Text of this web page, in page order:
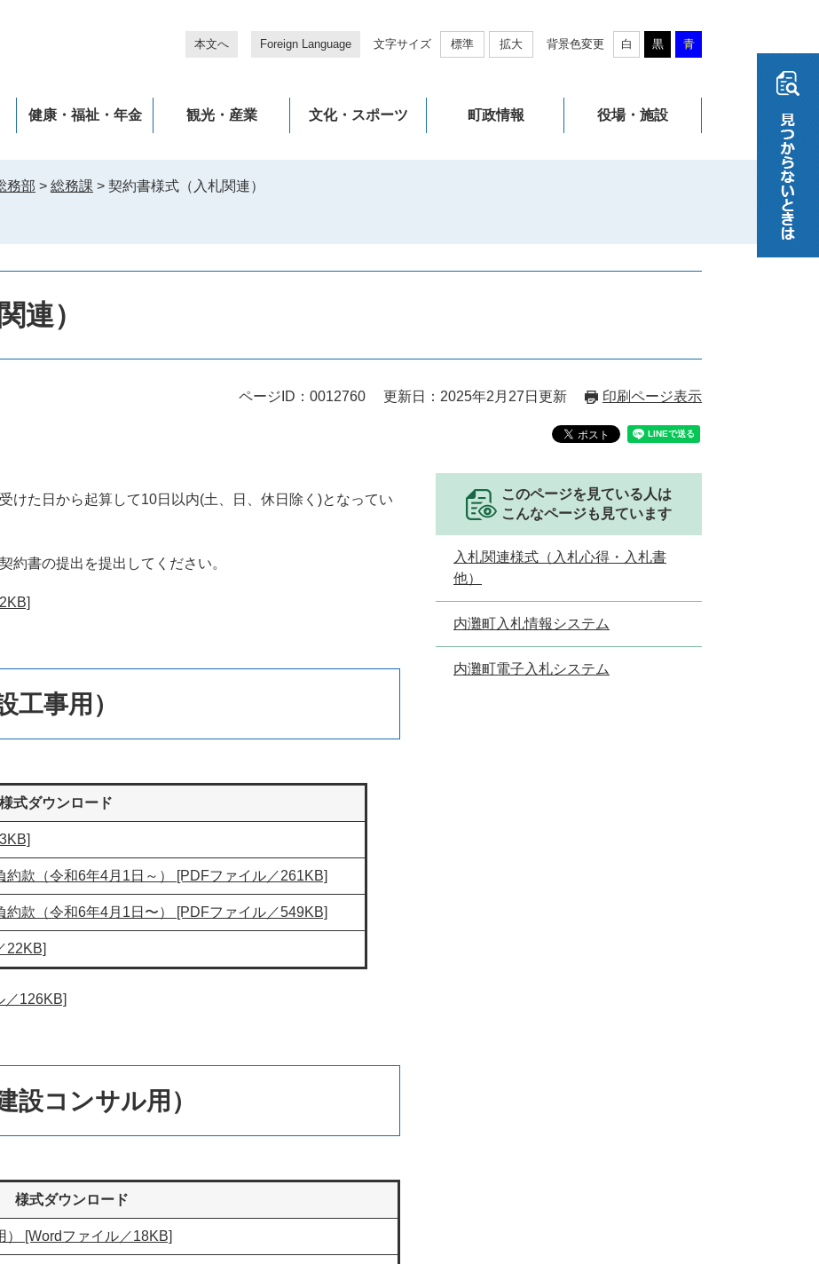
本文へ Foreign Language 文字サイズ 標準 拡大 背景色変更 白 黒 青
健康・福祉・年金 観光・産業 文化・スポーツ 町政情報 役場・施設
務部 > 総務課 > 契約書様式（入札関連）
連）
ページID：0012760 更新日：2025年2月27日更新 印刷ページ表示
けた日から起算して10日以内(土、日、休日除く)となってい
約書の提出を提出してください。
工事用）
様式ダウンロード
約款（令和6年4月1日～） [PDFファイル／261KB]
約款（令和6年4月1日〜） [PDFファイル／549KB]
22KB]
／126KB]
設コンサル用）
様式ダウンロード
[Wordファイル／18KB]
このページを見ている人は
こんなページも見ています
入札関連様式（入札心得・入札書
他）
内灘町入札情報システム
内灘町電子入札システム